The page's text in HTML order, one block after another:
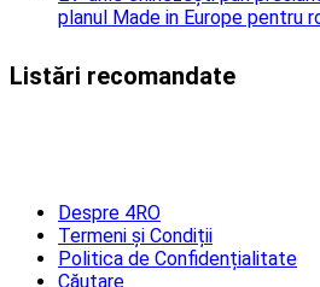
planul Made in Europe pentru
Listări recomandate
Despre 4RO
Termeni și Condiții
Politica de Confidențialitate
Căutare